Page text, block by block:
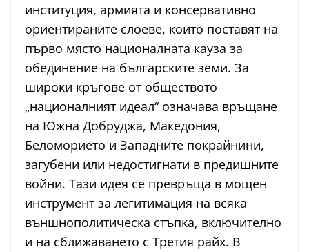
институция, армията и консервативно
ориентираните слоеве, които поставят на
първо място националната кауза за
обединение на българските земи. За
широки кръгове от обществото
„националният идеал“ означава връщане
на Южна Добруджа, Македония,
Беломорието и Западните покрайнини,
загубени или недостигнати в предишните
войни. Тази идея се превръща в мощен
инструмент за легитимация на всяка
външнополитическа стъпка, включително
и на сближаването с Третия райх. В